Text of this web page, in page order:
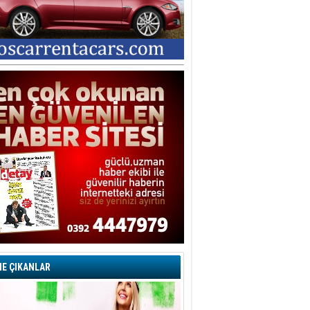
ÇIKANLAR